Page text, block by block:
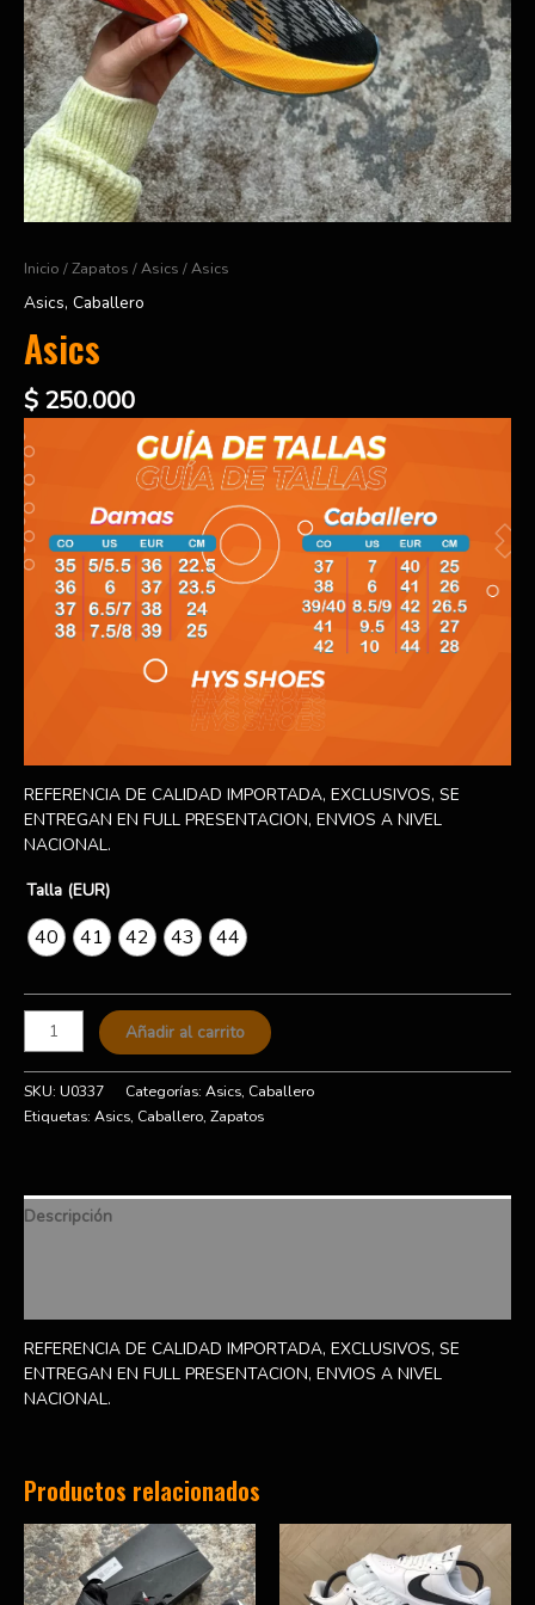
Inicio /Zapatos /Asics / Asics
Asics, Caballero
Asics
$ 250.000
REFERENCIA DE CALIDAD IMPORTADA, EXCLUSIVOS, SE
ENTREGAN EN FULL PRESENTACION, ENVIOS A NIVEL
NACIONAL.
Talla (EUR)
40 41 42 43 44
Añadir al carrito
SKU: U0337 Categorías: Asics, Caballero
Etiquetas: Asics, Caballero, Zapatos
Descripción
REFERENCIA DE CALIDAD IMPORTADA, EXCLUSIVOS, SE
ENTREGAN EN FULL PRESENTACION, ENVIOS A NIVEL
NACIONAL.
Productos relacionados